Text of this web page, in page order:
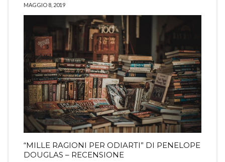
MAGGIO 8, 2019
“MILLE RAGIONI PER ODIARTI” DI PENELOPE
DOUGLAS – RECENSIONE